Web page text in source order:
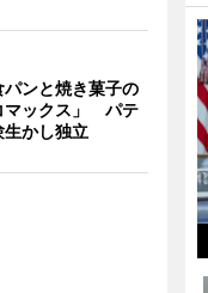
パンと焼き菓子の
マックス」 パテ
生かし独立